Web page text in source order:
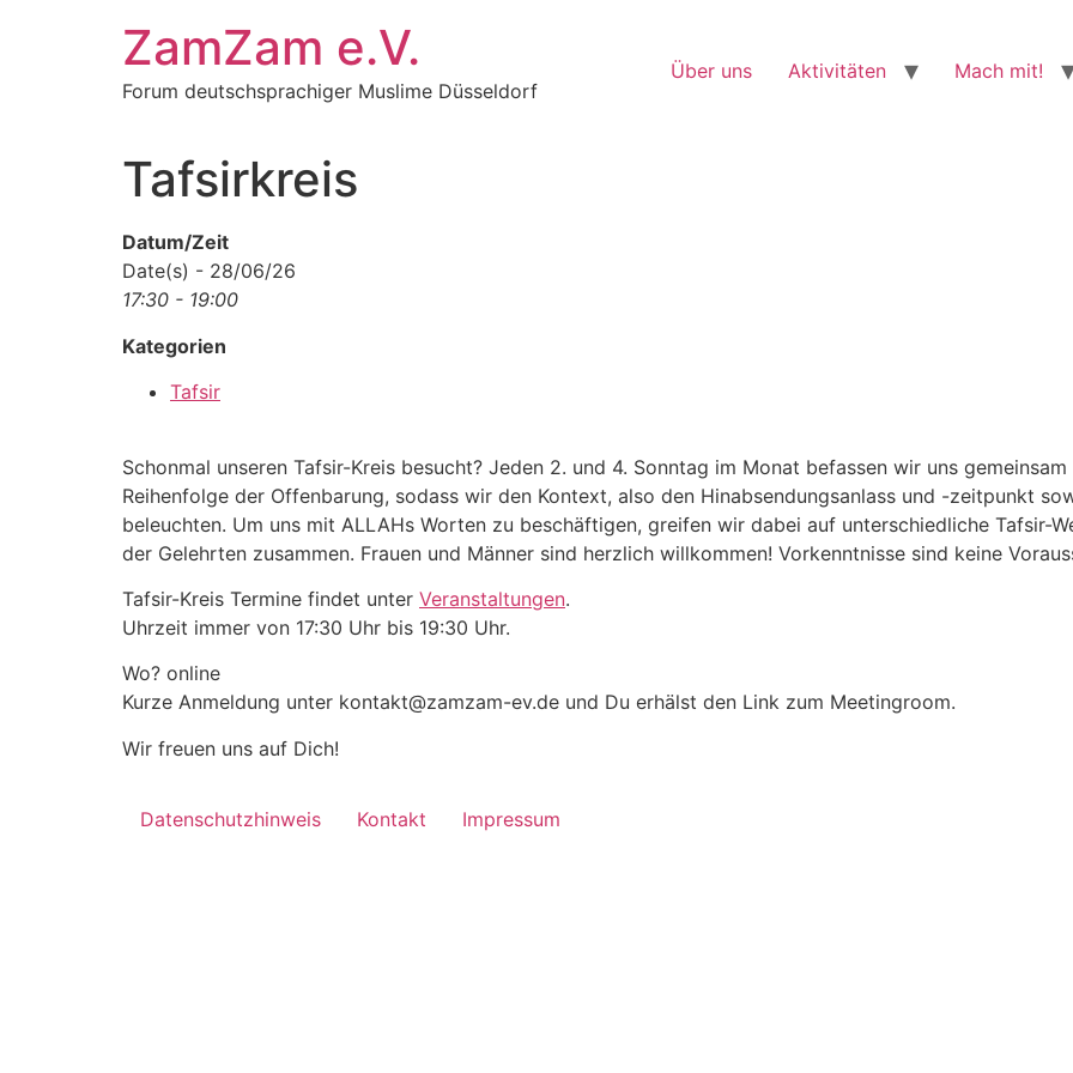
ZamZam e.V.
Forum deutschsprachiger Muslime Düsseldorf
Über uns Aktivitäten Mach mit!
Tafsirkreis
Datum/Zeit
Date(s) - 28/06/26
17:30 - 19:00
Kategorien
Tafsir
Schonmal unseren Tafsir-Kreis besucht? Jeden 2. und 4. Sonntag im Monat befassen wir uns
Reihenfolge der Offenbarung, sodass wir den Kontext, also den Hinabsendungsanlass und -zeitpunkt
beleuchten. Um uns mit ALLAHs Worten zu beschäftigen, greifen wir dabei auf unterschiedliche Tafsir-
der Gelehrten zusammen. Frauen und Männer sind herzlich willkommen! Vorkenntnisse sind keine
Tafsir-Kreis Termine findet unter Veranstaltungen.
Uhrzeit immer von 17:30 Uhr bis 19:30 Uhr.
Wo? online
Kurze Anmeldung unter kontakt@zamzam-ev.de und Du erhälst den Link zum Meetingroom.
Wir freuen uns auf Dich!
Datenschutzhinweis Kontakt Impressum